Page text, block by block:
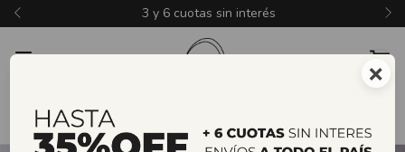
3 y 6 cuotas sin interés
×